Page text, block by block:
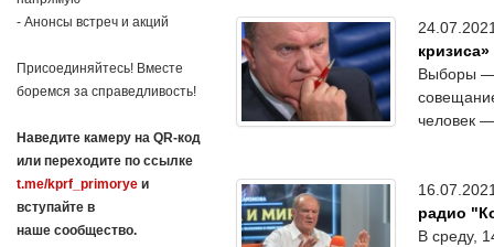
- Анонсы встреч и акций
Присоединяйтесь! Вместе
боремся за справедливость!
Наведите камеру на QR-код
или переходите по ссылке
t.me/kprf_primorye и
вступайте в
наше сообщество.
кризиса»
Выборы —
человек
радио
В среду,